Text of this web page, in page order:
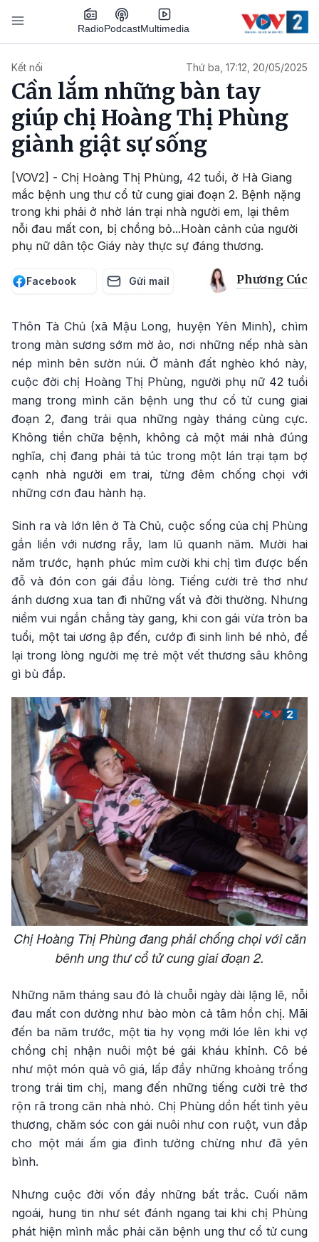
Nhảy đến nội dung
RadioPodcastMultimedia
Kết nối Thứ ba, 17:12, 20/05/2025
Cần lắm những bàn tay
giúp chị Hoàng Thị Phùng
giành giật sự sống
[VOV2] - Chị Hoàng Thị Phùng, 42 tuổi, ở Hà Giang
mắc bệnh ung thư cổ tử cung giai đoạn 2. Bệnh nặng
trong khi phải ở nhờ lán trại nhà người em, lại thêm
nỗi đau mất con, bị chồng bỏ...Hoàn cảnh của người
phụ nữ dân tộc Giáy này thực sự đáng thương.
Facebook Gửi mail Phương Cúc
Thôn Tà Chủ (xã Mậu Long, huyện Yên Minh), chìm
trong màn sương sớm mờ ảo, nơi những nếp nhà sàn
nép mình bên sườn núi. Ở mảnh đất nghèo khó này,
cuộc đời chị Hoàng Thị Phùng, người phụ nữ 42 tuổi
mang trong mình căn bệnh ung thư cổ tử cung giai
đoạn 2, đang trải qua những ngày tháng cùng cực.
Không tiền chữa bệnh, không cả một mái nhà đúng
nghĩa, chị đang phải tá túc trong một lán trại tạm bợ
cạnh nhà người em trai, từng đêm chống chọi với
những cơn đau hành hạ.
Sinh ra và lớn lên ở Tà Chủ, cuộc sống của chị Phùng
gắn liền với nương rẫy, lam lũ quanh năm. Mười hai
năm trước, hạnh phúc mỉm cười khi chị tìm được bến
đỗ và đón con gái đầu lòng. Tiếng cười trẻ thơ như
ánh dương xua tan đi những vất vả đời thường. Nhưng
niềm vui ngắn chẳng tày gang, khi con gái vừa tròn ba
tuổi, một tai ương ập đến, cướp đi sinh linh bé nhỏ, để
lại trong lòng người mẹ trẻ một vết thương sâu không
gì bù đắp.
Chị Hoàng Thị Phùng đang phải chống chọi với căn
bênh ung thư cổ tử cung giai đoạn 2.
Những năm tháng sau đó là chuỗi ngày dài lặng lẽ, nỗi
đau mất con dường như bào mòn cả tâm hồn chị. Mãi
đến ba năm trước, một tia hy vọng mới lóe lên khi vợ
chồng chị nhận nuôi một bé gái kháu khỉnh. Cô bé
như một món quà vô giá, lấp đầy những khoảng trống
trong trái tim chị, mang đến những tiếng cười trẻ thơ
rộn rã trong căn nhà nhỏ. Chị Phùng dồn hết tình yêu
thương, chăm sóc con gái nuôi như con ruột, vun đắp
cho một mái ấm gia đình tưởng chừng như đã yên
bình.
Nhưng cuộc đời vốn đầy những bất trắc. Cuối năm
ngoái, hung tin như sét đánh ngang tai khi chị Phùng
phát hiện mình mắc phải căn bệnh ung thư cổ tử cung